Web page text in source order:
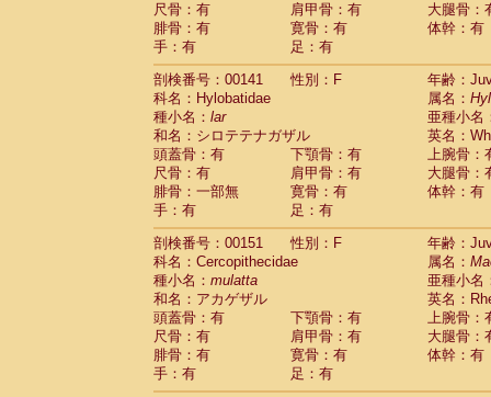
尺骨：有
肩甲骨：有
大腿骨：
腓骨：有
寛骨：有
体幹：有
手：有
足：有
剖検番号：00141
性別：F
年齢：
科名：Hylobatidae
属名：
種小名： lar
亜種小名
和名：シロテテナガザル
英名：
頭蓋骨：有
下顎骨：有
上腕骨：
尺骨：有
肩甲骨：有
大腿骨：
腓骨：一部無
寛骨：有
体幹：有
手：有
足：有
剖検番号：00151
性別：F
年齢：
科名：Cercopithecidae
属名：
種小名： mulatta
亜種小名
和名：アカゲザル
英名：
頭蓋骨：有
下顎骨：有
上腕骨：
尺骨：有
肩甲骨：有
大腿骨：
腓骨：有
寛骨：有
体幹：有
手：有
足：有